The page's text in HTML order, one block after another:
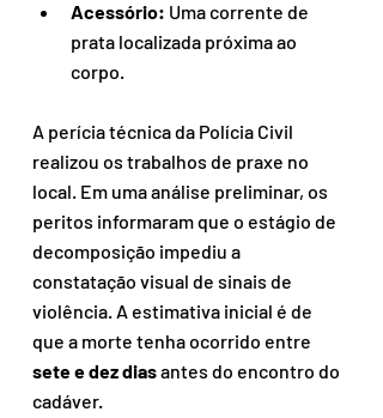
Acessório: Uma corrente de
prata localizada próxima ao
corpo.
A perícia técnica da Polícia Civil
realizou os trabalhos de praxe no
local. Em uma análise preliminar, os
peritos informaram que o estágio de
decomposição impediu a
constatação visual de sinais de
violência. A estimativa inicial é de
que a morte tenha ocorrido entre
sete e dez dias antes do encontro do
cadáver.